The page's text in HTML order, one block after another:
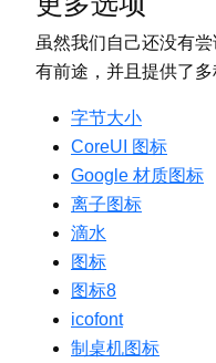
虽然我们自己还没有
有前途，并且提供了多
字节大小
CoreUI 图标
Google 材质图标
离子图标
滴水
图标
图标8
icofont
制桌机图标